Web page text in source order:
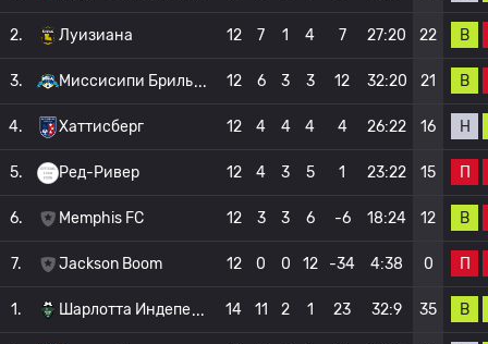
2. Луизиана 12 7 1 4 7 27:20 22 В
3. Миссисипи Бриль 12 6 3 3 12 32:20 21 В
4. Хаттисберг 12 4 4 4 4 26:22 16 Н
5. Ред-Ривер 12 4 3 5 1 23:22 15 П
6. Memphis FC 12 3 3 6 -6 18:24 12 В
7. Jackson Boom 12 0 0 12 -34 4:38 0 П
1. Шарлотта Индепе 14 11 2 1 23 32:9 35 В